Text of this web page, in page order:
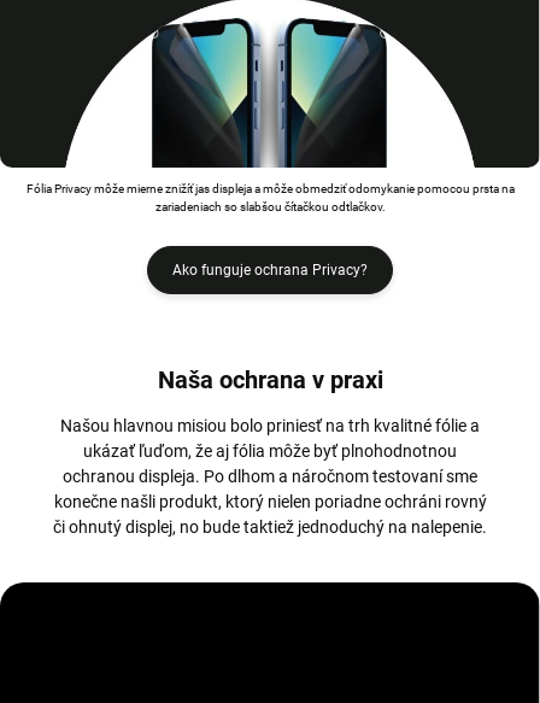
Fólia Privacy môže mierne znižíť jas displeja a môže obmedziť odomykanie pomocou prsta na
zariadeniach so slabšou čítačkou odtlačkov.
Ako funguje ochrana Privacy?
Naša ochrana v praxi
Našou hlavnou misiou bolo priniesť na trh kvalitné fólie a
ukázať ľuďom, že aj fólia môže byť plnohodnotnou
ochranou displeja. Po dlhom a náročnom testovaní sme
konečne našli produkt, ktorý nielen poriadne ochráni rovný
či ohnutý displej, no bude taktiež jednoduchý na nalepenie.